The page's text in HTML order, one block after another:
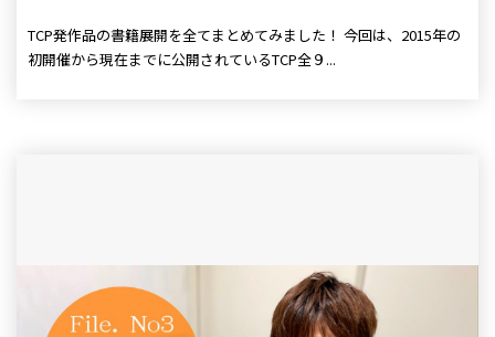
TCP発作品の書籍展開を全てまとめてみました！ 今回は、2015年の
初開催から現在までに公開されているTCP全９...